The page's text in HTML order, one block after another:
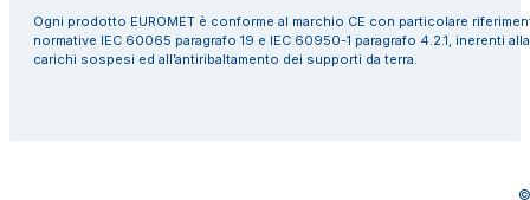
Ogni prodotto EUROMET è conforme al marchio CE con particolare
normative IEC 60065 paragrafo 19 e IEC 60950-1 paragrafo 4.2.1, inerenti
carichi sospesi ed all’antiribaltamento dei supporti da terra.
©